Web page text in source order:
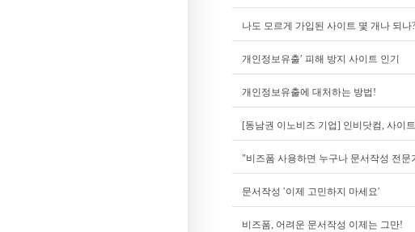
나도 모르게 가입된 사이트 몇 개나 되나?
개인정보유출′ 피해 방지 사이트 인기
개인정보유출에 대처하는 방법!
[동남권 이노비즈 기업] 인비닷컴, 사이
"비즈폼 사용하면 누구나 문서작성 전문
문서작성 ′이제 고민하지 마세요′
비즈폼, 어려운 문서작성 이제는 그만!